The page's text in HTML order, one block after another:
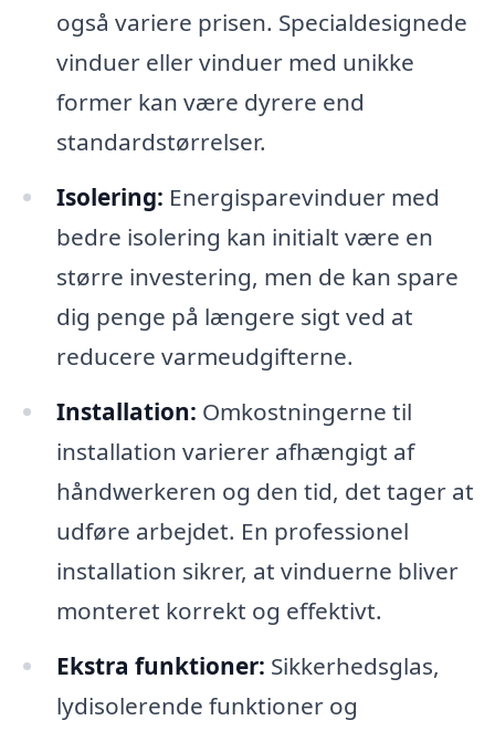
også variere prisen. Specialdesignede
vinduer eller vinduer med unikke
former kan være dyrere end
standardstørrelser.
Isolering: Energisparevinduer med
bedre isolering kan initialt være en
større investering, men de kan spare
dig penge på længere sigt ved at
reducere varmeudgifterne.
Installation: Omkostningerne til
installation varierer afhængigt af
håndwerkeren og den tid, det tager at
udføre arbejdet. En professionel
installation sikrer, at vinduerne bliver
monteret korrekt og effektivt.
Ekstra funktioner: Sikkerhedsglas,
lydisolerende funktioner og